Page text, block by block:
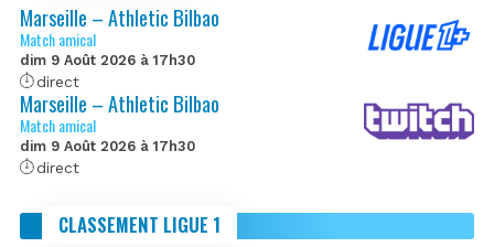
Marseille – Athletic Bilbao
Match amical
dim 9 Août 2026 à 17h30
direct
Marseille – Athletic Bilbao
Match amical
dim 9 Août 2026 à 17h30
direct
CLASSEMENT LIGUE 1